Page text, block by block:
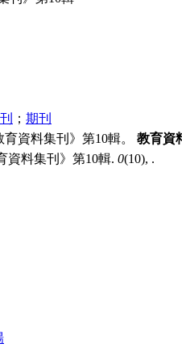
； 期刊
資料集刊》第10輯。 教育資
資料集刊》第10輯. 0(10), .